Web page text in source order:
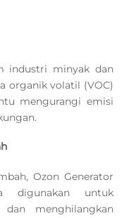
industri minyak dan
organik volatil (VOC)
mengurangi emisi
Ozon Generator
digunakan untuk
dan menghilangkan